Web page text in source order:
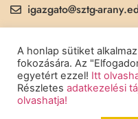
igazgato@sztg-
Titkárság:Kimmel Kinga
+36 30/311-5790
titkarsag@sztg-
A honlap sütiket
fokozására. Az
egyetért ezzel! Itt
Részletes adatkezelési
olvashatja!